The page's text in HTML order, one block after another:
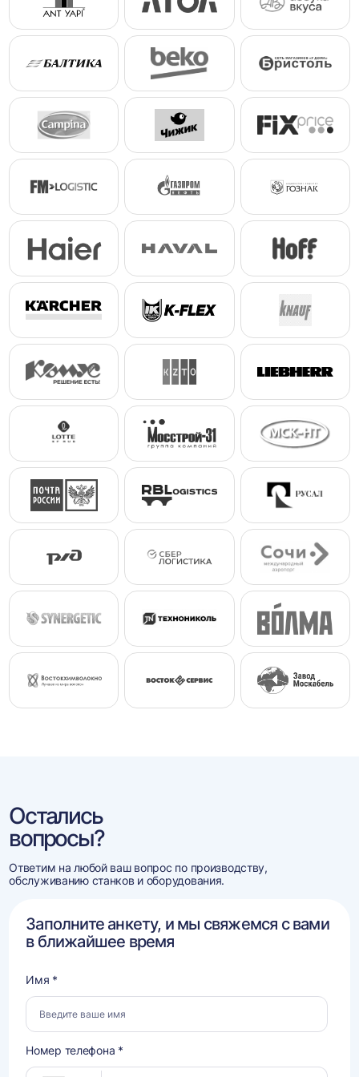
Остались
вопросы?
Ответим на любой ваш вопрос по производству,
обслуживанию станков и оборудования.
Заполните анкету, и мы свяжемся с вами
в ближайшее время
Имя *
Номер телефона *